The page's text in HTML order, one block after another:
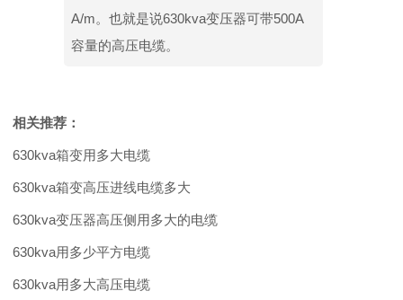
A/m。也就是说630kva变压器可带500A
容量的高压电缆。
相关推荐：
630kva箱变用多大电缆
630kva箱变高压进线电缆多大
630kva变压器高压侧用多大的电缆
630kva用多少平方电缆
630kva用多大高压电缆